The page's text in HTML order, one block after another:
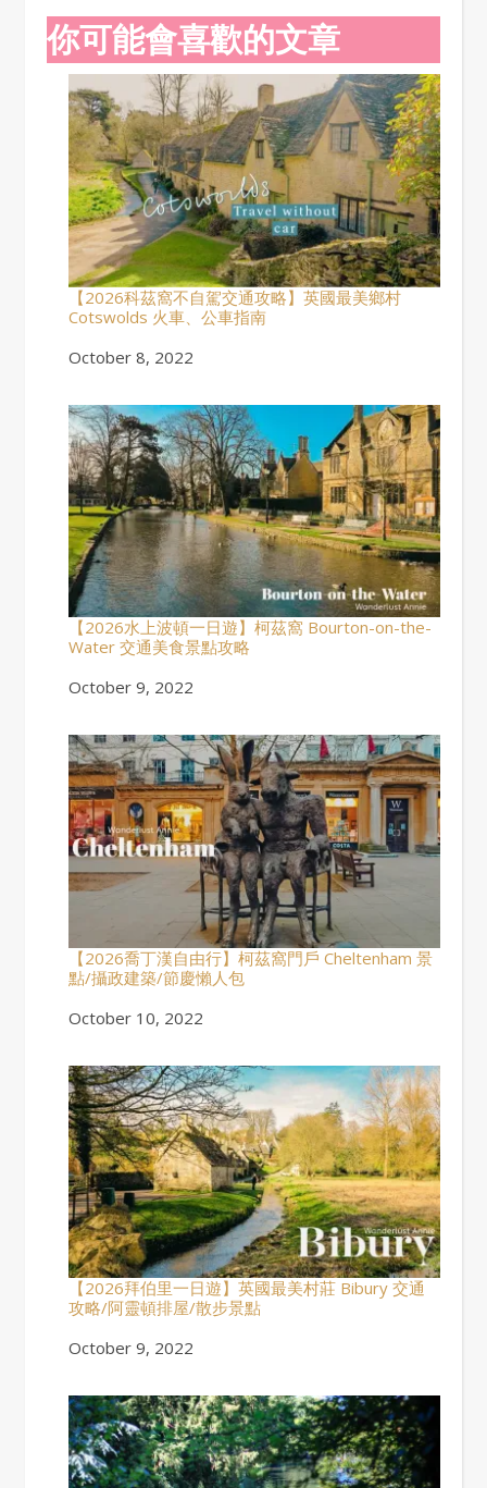
你可能會喜歡的文章
【2026科茲窩不自駕交通攻略】英國最美鄉村
Cotswolds 火車、公車指南
Date
October 8, 2022
【2026水上波頓一日遊】柯茲窩 Bourton-on-the-
Water 交通美食景點攻略
Date
October 9, 2022
【2026喬丁漢自由行】柯茲窩門戶 Cheltenham 景
點/攝政建築/節慶懶人包
Date
October 10, 2022
【2026拜伯里一日遊】英國最美村莊 Bibury 交通
攻略/阿靈頓排屋/散步景點
Date
October 9, 2022